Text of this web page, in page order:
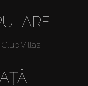
Club Villas